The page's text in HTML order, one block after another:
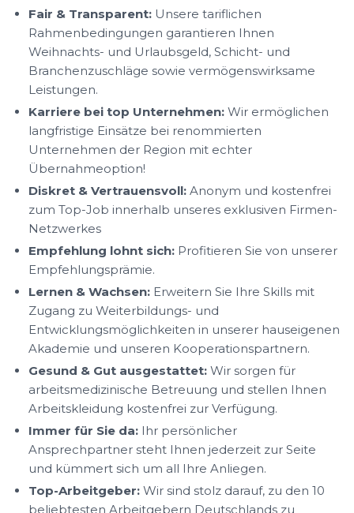
Fair & Transparent: Unsere tariflichen
Rahmenbedingungen garantieren Ihnen
Weihnachts- und Urlaubsgeld, Schicht- und
Branchenzuschläge sowie vermögenswirksame
Leistungen.
Karriere bei top Unternehmen: Wir ermöglichen
langfristige Einsätze bei renommierten
Unternehmen der Region mit echter
Übernahmeoption!
Diskret & Vertrauensvoll: Anonym und kostenfrei
zum Top-Job innerhalb unseres exklusiven Firmen-
Netzwerkes
Empfehlung lohnt sich: Profitieren Sie von unserer
Empfehlungsprämie.
Lernen & Wachsen: Erweitern Sie Ihre Skills mit
Zugang zu Weiterbildungs- und
Entwicklungsmöglichkeiten in unserer hauseigenen
Akademie und unseren Kooperationspartnern.
Gesund & Gut ausgestattet: Wir sorgen für
arbeitsmedizinische Betreuung und stellen Ihnen
Arbeitskleidung kostenfrei zur Verfügung.
Immer für Sie da: Ihr persönlicher
Ansprechpartner steht Ihnen jederzeit zur Seite
und kümmert sich um all Ihre Anliegen.
Top-Arbeitgeber: Wir sind stolz darauf, zu den 10
beliebtesten Arbeitgebern Deutschlands zu